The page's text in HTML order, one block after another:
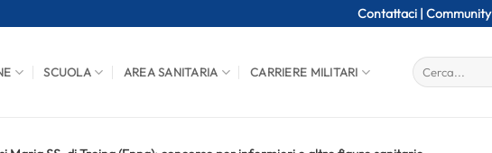
Contattaci | Community
SCUOLA AREA SANITARIA CARRIERE MILITARI